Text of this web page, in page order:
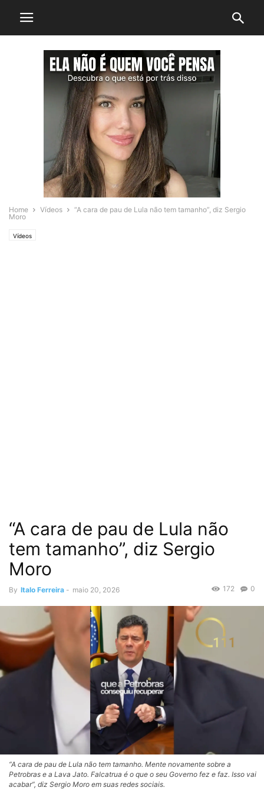
Home Vídeos
“A cara de pau de Lula não tem tamanho”, diz Sergio
Moro
Vídeos
“A cara de pau de Lula não
tem tamanho”, diz Sergio
Moro
By Italo Ferreira - maio 20, 2026 0
172
“A cara de pau de Lula não tem tamanho. Mente novamente sobre a
Petrobras e a Lava Jato. Falcatrua é o que o seu Governo fez e faz. Isso vai
acabar”, diz Sergio Moro em suas redes sociais.